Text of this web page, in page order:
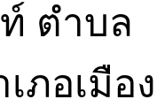
ตำบล
ภอเมือง